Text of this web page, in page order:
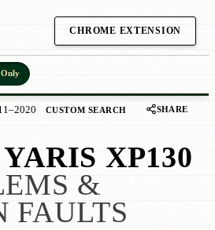
CHROME EXTENSION
CUSTOM SEARCH SHARE
XP130
&
FAULTS